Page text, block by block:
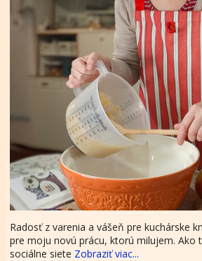
Radosť z varenia a vášeň pre kuchárske
pre moju novú prácu, ktorú milujem. Ako
sociálne siete Zobraziť viac...